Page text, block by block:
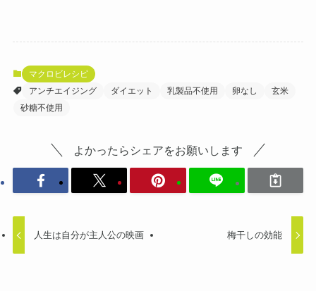
マクロビレシピ
アンチエイジング
ダイエット 乳製品不使用 卵なし
玄米
砂糖不使用
よかったらシェアをお願いします
人生は自分が主人公の映画 梅干しの効能